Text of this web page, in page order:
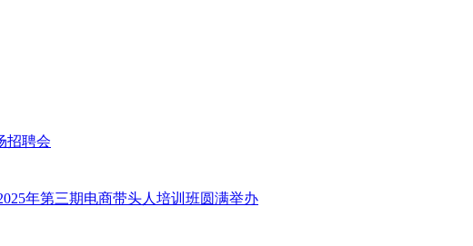
招聘会
年第三期电商带头人培训班圆满举办